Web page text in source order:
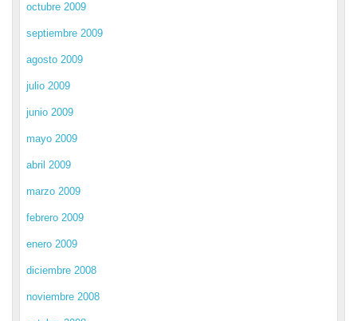
octubre 2009
septiembre 2009
agosto 2009
julio 2009
junio 2009
mayo 2009
abril 2009
marzo 2009
febrero 2009
enero 2009
diciembre 2008
noviembre 2008